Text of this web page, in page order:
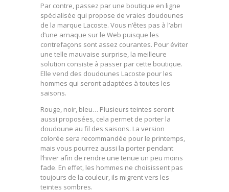
Par contre, passez par une boutique en ligne
spécialisée qui propose de vraies doudounes
de la marque Lacoste. Vous n’êtes pas à l’abri
d’une arnaque sur le Web puisque les
contrefaçons sont assez courantes. Pour éviter
une telle mauvaise surprise, la meilleure
solution consiste à passer par cette boutique.
Elle vend des doudounes Lacoste pour les
hommes qui seront adaptées à toutes les
saisons.
Rouge, noir, bleu… Plusieurs teintes seront
aussi proposées, cela permet de porter la
doudoune au fil des saisons. La version
colorée sera recommandée pour le printemps,
mais vous pourrez aussi la porter pendant
l’hiver afin de rendre une tenue un peu moins
fade. En effet, les hommes ne choisissent pas
toujours de la couleur, ils migrent vers les
teintes sombres.